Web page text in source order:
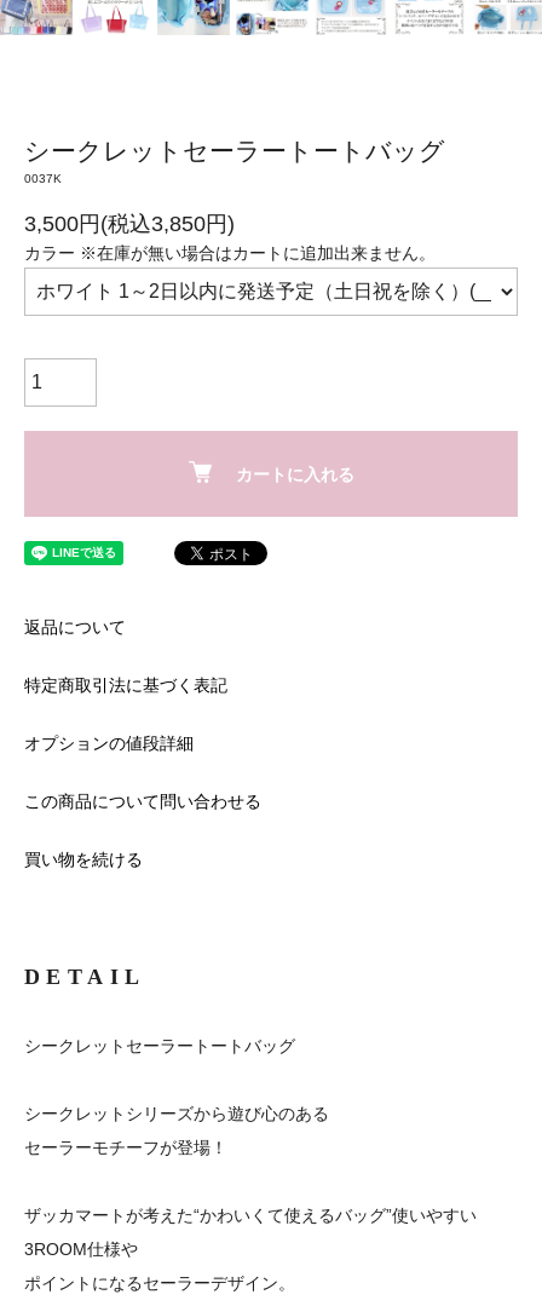
シークレットセーラートートバッグ
0037K
3,500円(税込3,850円)
カラー ※在庫が無い場合はカートに追加出来ません。
カートに入れる
返品について
特定商取引法に基づく表記
オプションの値段詳細
この商品について問い合わせる
買い物を続ける
DETAIL
シークレットセーラートートバッグ
シークレットシリーズから遊び心のある
セーラーモチーフが登場！
ザッカマートが考えた“かわいくて使えるバッグ”使いやすい
3ROOM仕様や
ポイントになるセーラーデザイン。